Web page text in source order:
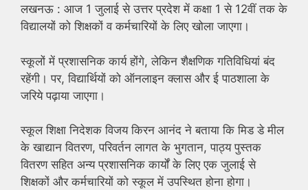
लखनऊ : आज 1 जुलाई से उत्तर प्रदेश में कक्षा 1 से 12वीं तक के
विद्यालयों को शिक्षकों व कर्मचारियों के लिए खोला जाएगा।
स्कूलों में प्रशासनिक कार्य होंगे, लेकिन शैक्षणिक गतिविधियां बंद
रहेंगी। पर, विद्यार्थियों को ऑनलाइन क्लास और ई पाठशाला के
जरिये पढ़ाया जाएगा।
स्कूल शिक्षा निदेशक विजय किरन आनंद ने बताया कि मिड डे मील
के खाद्यान वितरण, परिवर्तन लागत के भुगतान, पाठ्य पुस्तक
वितरण सहित अन्य प्रशासनिक कार्यों के लिए एक जुलाई से
शिक्षकों और कर्मचारियों को स्कूल में उपस्थित होना होगा।